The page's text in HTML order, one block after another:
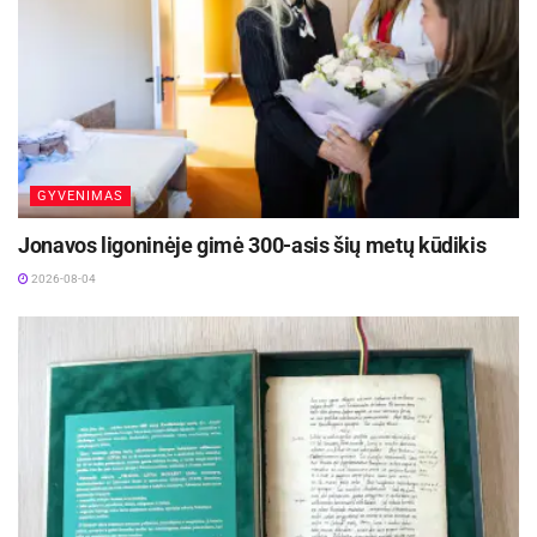
Tuo tarpu kūrybos direktoriumi agentūroje
dirbantis Žilvinas pasakoja, kad daugelis gana
neteisingai įsivaizduoja kūrybinių profesijų
žmonių dienos rutiną.
Aktualios naujienos
2026-08-08
Kviečiama dalyvauti visoje Lietuvoje
vykstančiame konkurse „Tvari Lietuva“
2026-08-07
„Gal kas ir mano, kad būti kūrybiniu darbuotoju
reiškia turėti daug laisvo laiko, planuotis
GYVENIMAS
Jonavos ligoninėje gimė 300-asis šių metų kūdikis
2026-08-04